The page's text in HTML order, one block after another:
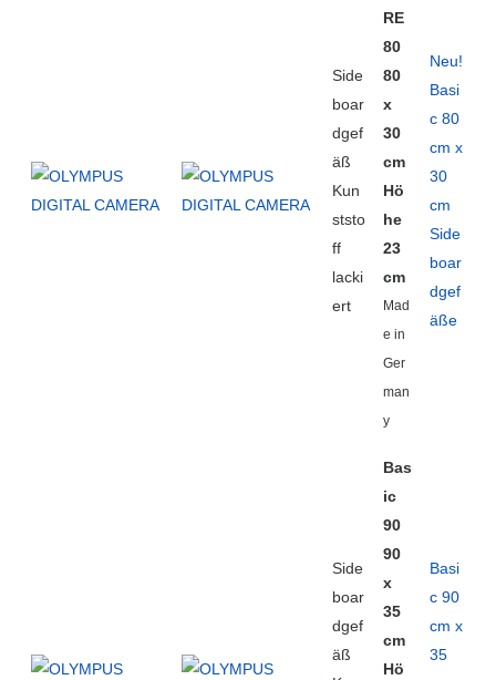
Side
boar
dgef
äß
Kun
ststo
ff
lacki
ert
RE
80
80
x
30
cm
Hö
he
23
cm
Mad
e in
Ger
man
y
Neu!
Basi
c 80
cm x
30
cm
Side
boar
dgef
äße
Side
boar
dgef
äß
Bas
ic
90
90
x
35
cm
Hö
Basi
c 90
cm x
35